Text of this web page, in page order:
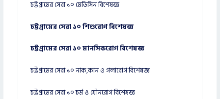
চট্টগ্রামের সেরা ১০ মেডিসিন বিশেষজ্ঞ
চট্টগ্রামের সেরা ১০ শিশুরোগ বিশেষজ্ঞ
চট্টগ্রামের সেরা ১০ মানসিকরোগ বিশেষজ্ঞ
চট্টগ্রামের সেরা ১০ নাক,কান ও গলারোগ বিশেষজ্ঞ
চট্টগ্রামের সেরা ১০ চর্ম ও যৌনরোগ বিশেষজ্ঞ